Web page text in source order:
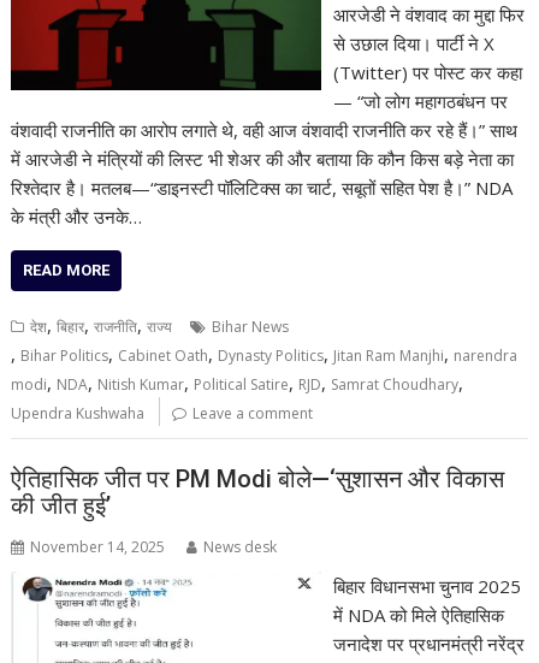
आरजेडी ने वंशवाद का मुद्दा फिर
से उछाल दिया। पार्टी ने X
(Twitter) पर पोस्ट कर कहा
— “जो लोग महागठबंधन पर
वंशवादी राजनीति का आरोप लगाते थे, वही आज वंशवादी राजनीति कर रहे हैं।” साथ
में आरजेडी ने मंत्रियों की लिस्ट भी शेअर की और बताया कि कौन किस बड़े नेता का
रिश्तेदार है। मतलब—“डाइनस्टी पॉलिटिक्स का चार्ट, सबूतों सहित पेश है।” NDA
के मंत्री और उनके…
READ MORE
देश,बिहार,राजनीति,राज्य Bihar News
, Bihar Politics, Cabinet Oath, Dynasty Politics, Jitan Ram Manjhi, narendra
modi, NDA, Nitish Kumar, Political Satire, RJD, Samrat Choudhary,
Upendra Kushwaha Leave a comment
ऐतिहासिक जीत पर PM Modi बोले—‘सुशासन और विकास
की जीत हुई’
November 14, 2025 News desk
बिहार विधानसभा चुनाव 2025
में NDA को मिले ऐतिहासिक
जनादेश पर प्रधानमंत्री नरेंद्र